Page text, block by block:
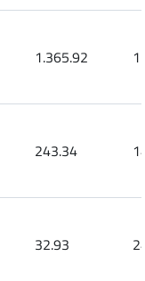
1.365.92
243.34
32.93